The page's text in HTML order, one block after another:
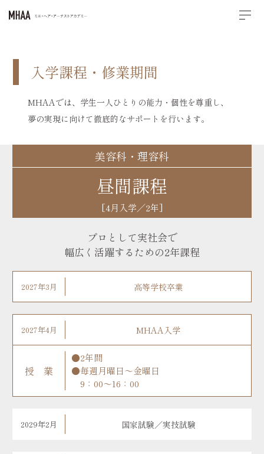
入学課程・修業期間
MHAAでは、学生一人ひとりの能力・個性を尊重し、
夢の実現に向けて徹底的なサポートを行います。
美容科・理容科
昼間課程
[4月入学／2年]
プロとして実社会で
幅広く活躍するための2年課程
2027年3月 高等学校卒業
2027年4月 MHAA入学
授 業
●2年間
●毎週月曜日～金曜日
9：00～16：00
2029年2月 国家試験／実技試験